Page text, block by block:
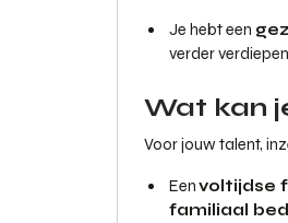
Je hebt een
verder
Wat kan
Voor jouw talent,
Eenvoltijdse
familiaal